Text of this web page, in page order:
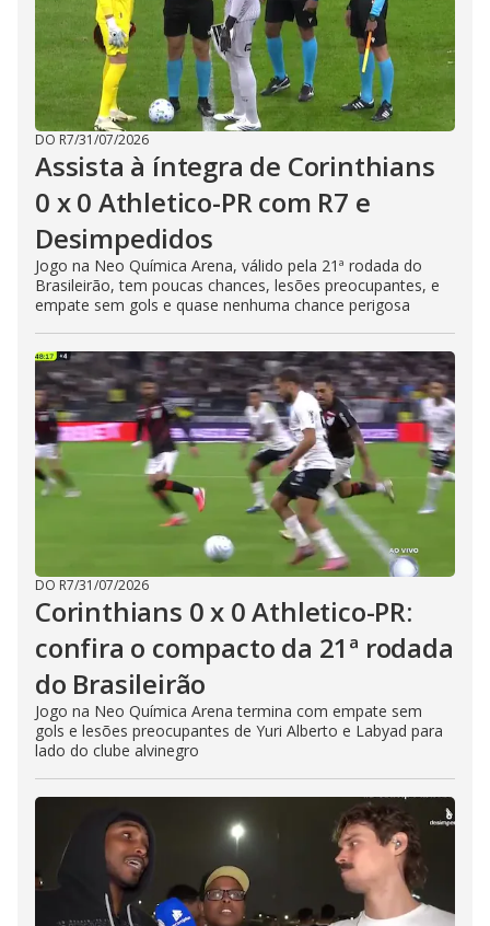
DO R7/31/07/2026
Assista à íntegra de Corinthians
0 x 0 Athletico-PR com R7 e
Desimpedidos
Jogo na Neo Química Arena, válido pela 21ª rodada do
Brasileirão, tem poucas chances, lesões preocupantes, e
empate sem gols e quase nenhuma chance perigosa
DO R7/31/07/2026
Corinthians 0 x 0 Athletico-PR:
confira o compacto da 21ª rodada
do Brasileirão
Jogo na Neo Química Arena termina com empate sem
gols e lesões preocupantes de Yuri Alberto e Labyad para
lado do clube alvinegro